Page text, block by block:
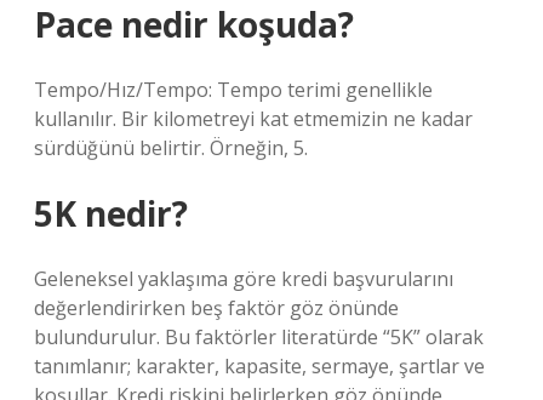
Pace nedir koşuda?
Tempo/Hız/Tempo: Tempo terimi genellikle
kullanılır. Bir kilometreyi kat etmemizin ne kadar
sürdüğünü belirtir. Örneğin, 5.
5K nedir?
Geleneksel yaklaşıma göre kredi başvurularını
değerlendirirken beş faktör göz önünde
bulundurulur. Bu faktörler literatürde “5K” olarak
tanımlanır; karakter, kapasite, sermaye, şartlar ve